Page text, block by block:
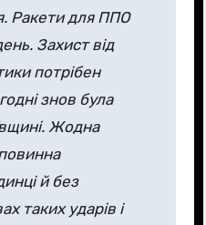
Ракети для ППО
Захист від
потрібен
знов була
Жодна
повинна
й без
таких ударів і